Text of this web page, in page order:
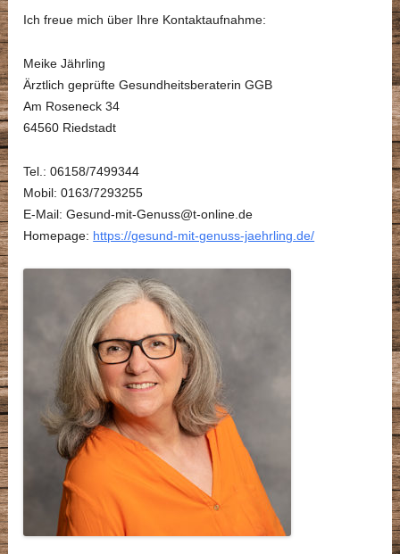
Ich freue mich über Ihre Kontaktaufnahme:
Meike Jährling
Ärztlich geprüfte Gesundheitsberaterin GGB
Am Roseneck 34
64560 Riedstadt
Tel.: 06158/7499344
Mobil: 0163/7293255
E-Mail: Gesund-mit-Genuss@t-online.de
Homepage: https://gesund-mit-genuss-jaehrling.de/